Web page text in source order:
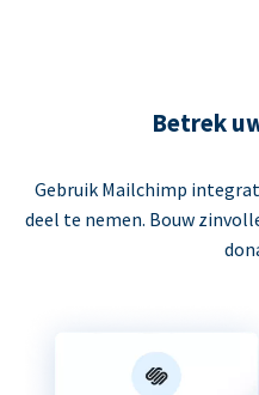
Betrek
Gebruik Mailchimp
deel te nemen. Bouw